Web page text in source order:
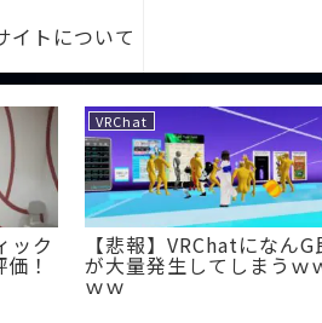
イトについて
ック
！
VRChat
【悲報】VRChatになんG
が大量発生してしまうｗ
ｗｗ